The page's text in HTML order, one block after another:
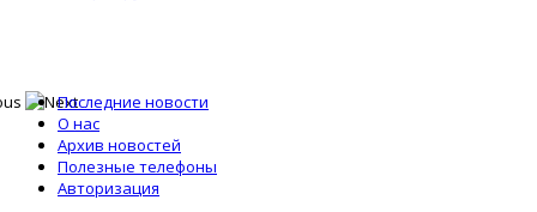
Последние новости
О нас
Архив новостей
Полезные телефоны
Авторизация